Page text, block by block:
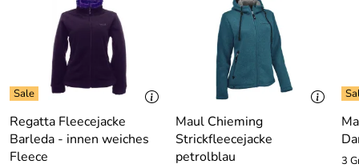
Regatta Fleecejacke
Barleda - innen weiches
Fleece
Maul Chieming
Strickfleecejacke
petrolblau
3